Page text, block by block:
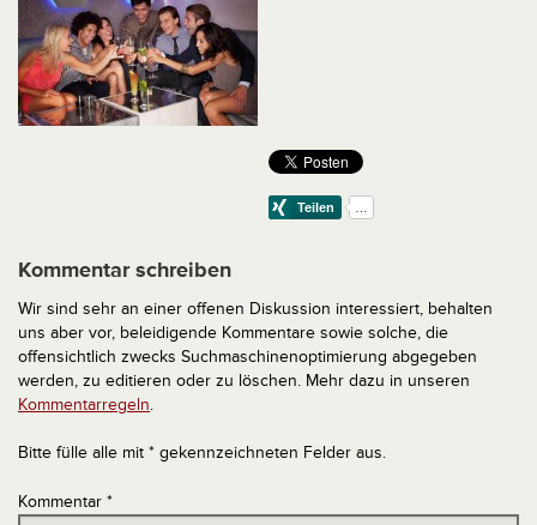
Kommentar schreiben
Wir sind sehr an einer offenen Diskussion interessiert, behalten
uns aber vor, beleidigende Kommentare sowie solche, die
offensichtlich zwecks Suchmaschinenoptimierung abgegeben
werden, zu editieren oder zu löschen. Mehr dazu in unseren
Kommentarregeln.
Bitte fülle alle mit * gekennzeichneten Felder aus.
Kommentar *